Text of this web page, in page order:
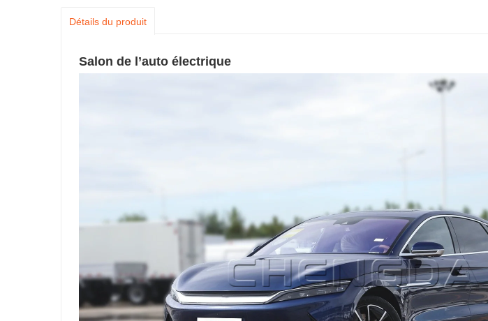
Détails du produit
Salon de l’auto électrique